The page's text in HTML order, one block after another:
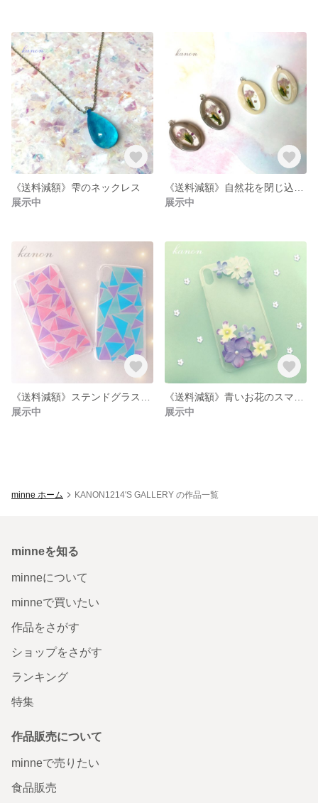
《送料減額》雫のネックレス
展示中
展示中
展示中
展示中
minne ホーム KANON1214'S GALLERY の作品一覧
minneを知る
minneについて
minneで買いたい
作品をさがす
ショップをさがす
ランキング
特集
作品販売について
minneで売りたい
食品販売